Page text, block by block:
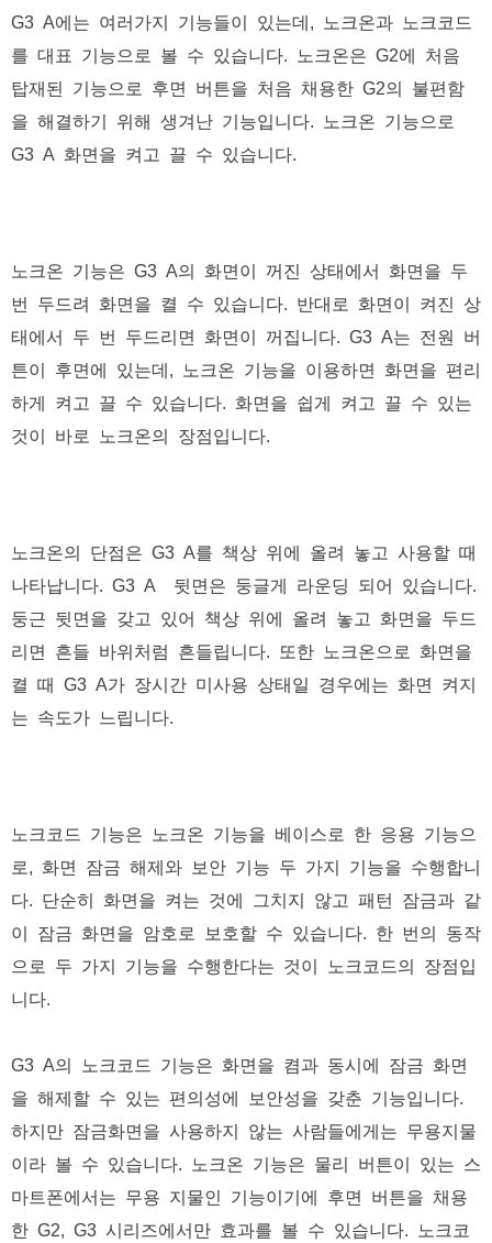
G3 A에는 여러가지 기능들이 있는데, 노크온과 노크코드
를 대표 기능으로 볼 수 있습니다. 노크온은 G2에 처음
탑재된 기능으로 후면 버튼을 처음 채용한 G2의 불편함
을 해결하기 위해 생겨난 기능입니다. 노크온 기능으로
G3 A 화면을 켜고 끌 수 있습니다.
노크온 기능은 G3 A의 화면이 꺼진 상태에서 화면을 두
번 두드려 화면을 켤 수 있습니다. 반대로 화면이 켜진 상
태에서 두 번 두드리면 화면이 꺼집니다. G3 A는 전원 버
튼이 후면에 있는데, 노크온 기능을 이용하면 화면을 편리
하게 켜고 끌 수 있습니다. 화면을 쉽게 켜고 끌 수 있는
것이 바로 노크온의 장점입니다.
노크온의 단점은 G3 A를 책상 위에 올려 놓고 사용할 때
나타납니다. G3 A 뒷면은 둥글게 라운딩 되어 있습니다.
둥근 뒷면을 갖고 있어 책상 위에 올려 놓고 화면을 두드
리면 흔들 바위처럼 흔들립니다. 또한 노크온으로 화면을
켤 때 G3 A가 장시간 미사용 상태일 경우에는 화면 켜지
는 속도가 느립니다.
노크코드 기능은 노크온 기능을 베이스로 한 응용 기능으
로, 화면 잠금 해제와 보안 기능 두 가지 기능을 수행합니
다. 단순히 화면을 켜는 것에 그치지 않고 패턴 잠금과 같
이 잠금 화면을 암호로 보호할 수 있습니다. 한 번의 동작
으로 두 가지 기능을 수행한다는 것이 노크코드의 장점입
니다.
G3 A의 노크코드 기능은 화면을 켬과 동시에 잠금 화면
을 해제할 수 있는 편의성에 보안성을 갖춘 기능입니다.
하지만 잠금화면을 사용하지 않는 사람들에게는 무용지물
이라 볼 수 있습니다. 노크온 기능은 물리 버튼이 있는 스
마트폰에서는 무용 지물인 기능이기에 후면 버튼을 채용
한 G2, G3 시리즈에서만 효과를 볼 수 있습니다. 노크코